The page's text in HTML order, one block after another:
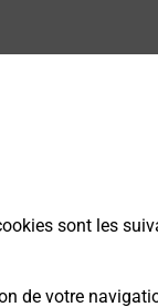
sont les
de votre
bureaux de
bureau de